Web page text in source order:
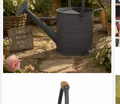
Gießkanne Gießkanne